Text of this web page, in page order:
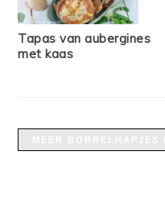
Tapas van aubergines
met kaas